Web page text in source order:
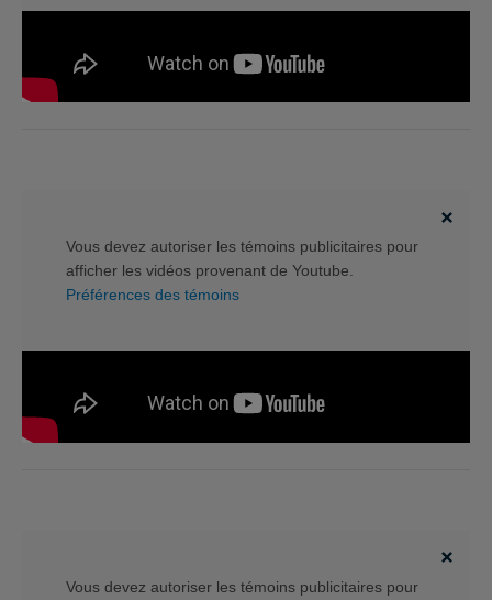
Vous devez autoriser les témoins publicitaires pour
afficher les vidéos provenant de Youtube.
Préférences des témoins
Vous devez autoriser les témoins publicitaires pour